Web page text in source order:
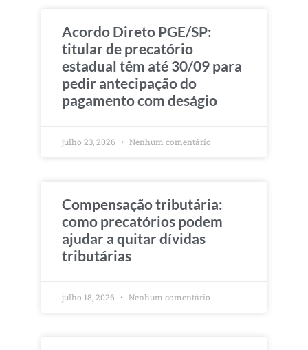
Acordo Direto PGE/SP:
titular de precatório
estadual têm até 30/09 para
pedir antecipação do
pagamento com deságio
julho 23, 2026 Nenhum comentário
Compensação tributária:
como precatórios podem
ajudar a quitar dívidas
tributárias
julho 18, 2026 Nenhum comentário